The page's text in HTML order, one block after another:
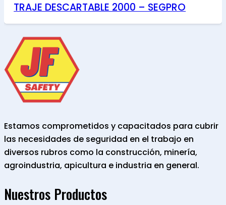
TRAJE DESCARTABLE 2000 – SEGPRO
Estamos comprometidos y capacitados para cubrir
las necesidades de seguridad en el trabajo en
diversos rubros como la construcción, minería,
agroindustria, apicultura e industria en general.
Nuestros Productos